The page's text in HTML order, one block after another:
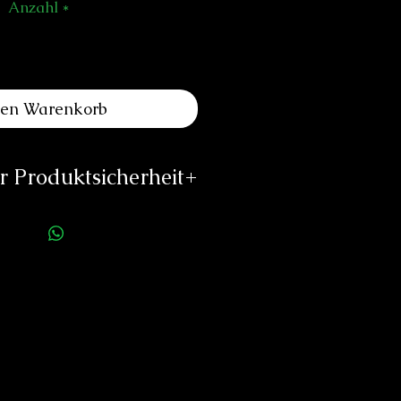
Anzahl *
Warenkorb
Produktsicherheit
SKILL